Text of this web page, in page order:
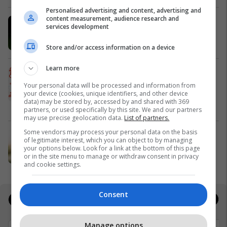
Përzgjedhja javore: katër mundësi
për banim dhe investim
Telegrafi Real Estate
BookFest vazhdon rrugëtimin në
Gjilan pas suksesit të
jashtëzakonshëm në Prishtinë
Dukagjini Bookstore
Bëhu ekspert i Real Estate me UBT
UBT
Jobs
Personalised advertising and content, advertising and
content measurement, audience research and
services development
Store and/or access information on a device
Learn more
Your personal data will be processed and information from
your device (cookies, unique identifiers, and other device
data) may be stored by, accessed by and shared with 369
partners, or used specifically by this site. We and our partners
may use precise geolocation data. List of partners.
Some vendors may process your personal data on the basis
of legitimate interest, which you can object to by managing
your options below. Look for a link at the bottom of this page
or in the site menu to manage or withdraw consent in privacy
and cookie settings.
Consent